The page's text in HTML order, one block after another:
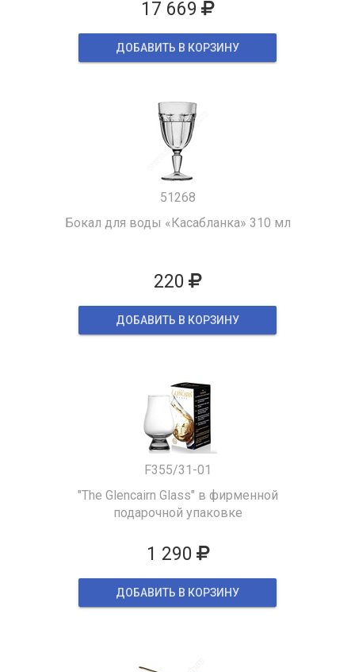
17 669
ДОБАВИТЬ В КОРЗИНУ
51268
Бокал для воды «Касабланка» 310 мл
220
ДОБАВИТЬ В КОРЗИНУ
F355/31-01
"The Glencairn Glass" в фирменной
подарочной упаковке
1 290
ДОБАВИТЬ В КОРЗИНУ